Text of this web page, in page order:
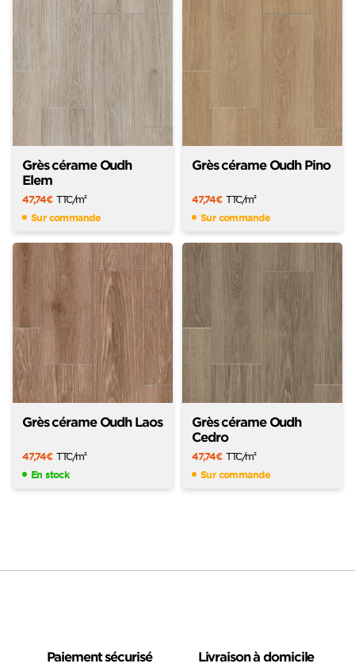
Grès cérame Oudh
Elem
47,74€ TTC/m2
Sur commande
Grès cérame Oudh Pino
47,74€ TTC/m2
Sur commande
Grès cérame Oudh Laos
47,74€ TTC/m2
En stock
Grès cérame Oudh
Cedro
47,74€ TTC/m2
Sur commande
Paiement sécurisé Livraison à domicile